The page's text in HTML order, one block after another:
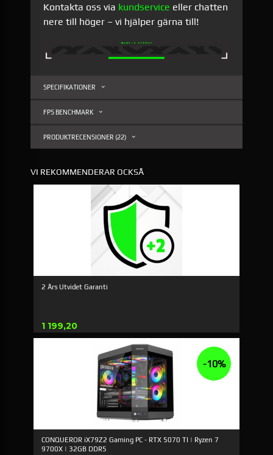
Kontakta oss via kundservice eller chatten
nere till höger – vi hjälper gärna till!
SPECIFIKATIONER
FPS BENCHMARK
PRODUKTRECENSIONER (22)
VI REKOMMENDERAR OCKSÅ
2 Års Utvidet Garanti
Pris
1 199,20
CONQUEROR iX79Z2 Gaming PC - RTX 5070 TI | Ryzen 7
9700X | 32GB DDR5
-10%